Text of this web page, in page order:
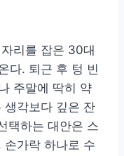
리를 잡은 30대
다. 퇴근 후 텅 빈
주말에 딱히 약
생각보다 깊은 잔
택하는 대안은 스
손가락 하나로 수